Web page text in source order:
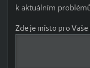
k aktuálním
Zde je místo pro